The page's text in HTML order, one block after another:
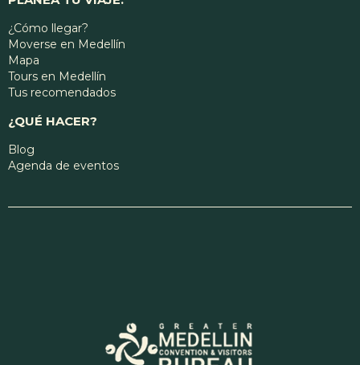
¿Cómo llegar?
Moverse en Medellín
Mapa
Tours en Medellín
Tus recomendados
¿QUÉ HACER?
Blog
Agenda de eventos